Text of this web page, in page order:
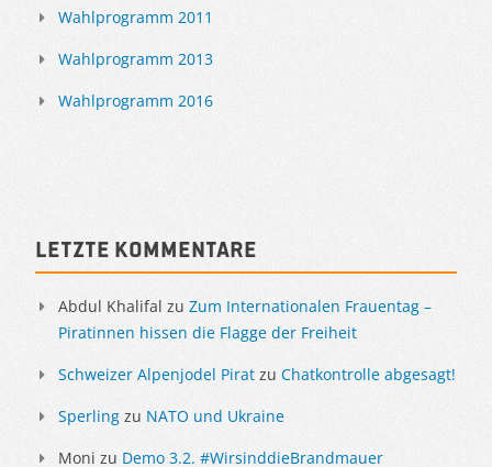
Wahlprogramm 2011
Wahlprogramm 2013
Wahlprogramm 2016
Letzte Kommentare
Abdul Khalifal zu Zum Internationalen Frauentag –
Piratinnen hissen die Flagge der Freiheit
Schweizer Alpenjodel Pirat zu Chatkontrolle abgesagt!
Sperling zu NATO und Ukraine
Moni zu Demo 3.2. #WirsinddieBrandmauer